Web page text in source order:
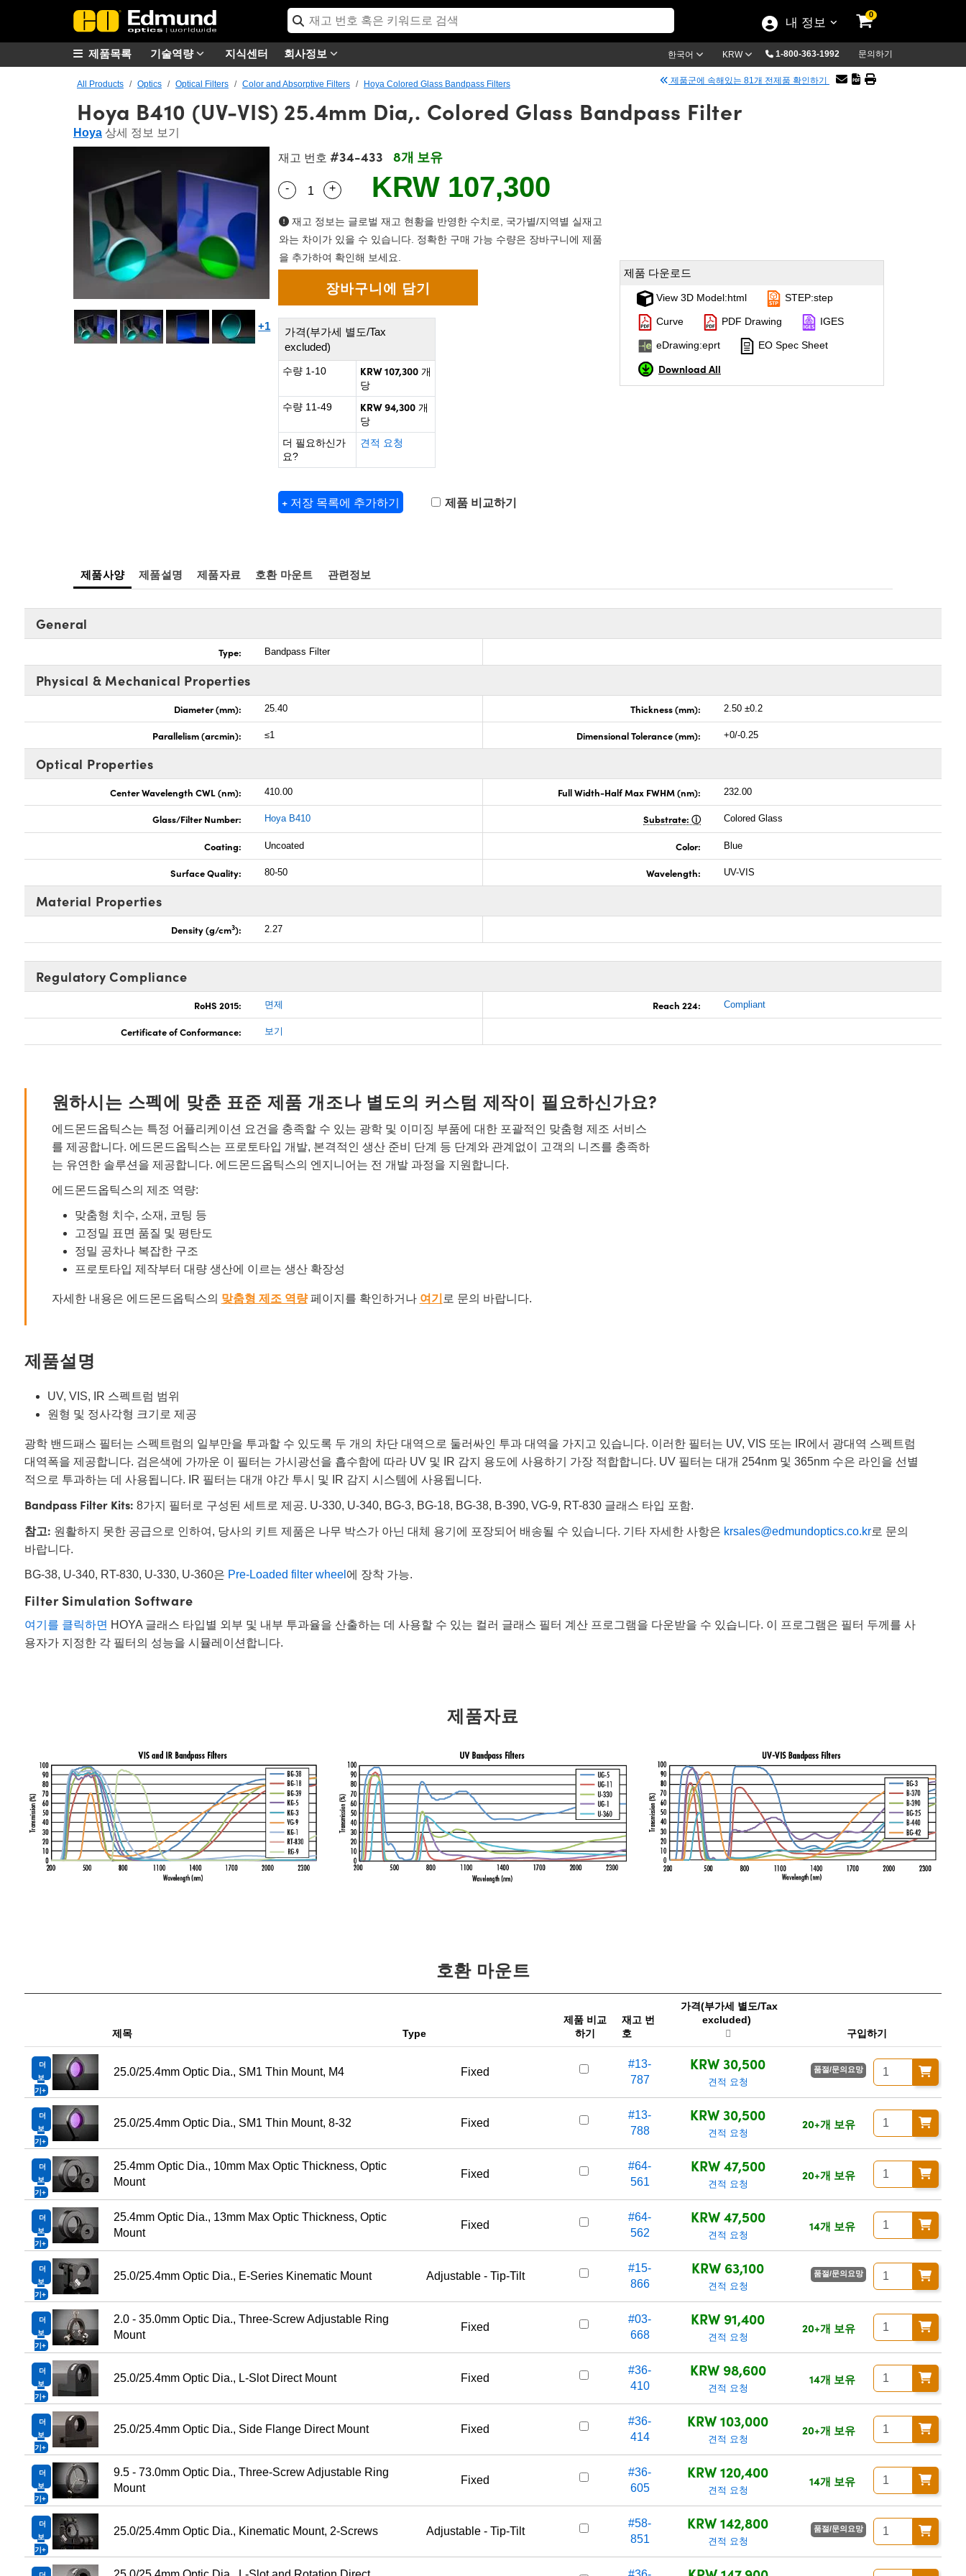
내 정보
0
기술역량 지식센터 회사정보 한국어 KRW 1-800-363-1992 문의하기
제품목록
All Products Optics Optical Filters Color and Absorptive Filters Hoya Colored Glass Bandpass Filters 제품군에 속해있는 81개 전제품 확인하기
Hoya B410 (UV-VIS) 25.4mm Dia,. Colored Glass Bandpass Filter
Hoya 상세 정보 보기
+1
재고 번호 #34-433 8개 보유
Quantity Selector
- Use the plus and minus buttons to adjust the quantity.
+ KRW 107,300
재고 정보는 글로벌 재고 현황을 반영한 수치로, 국가별/지역별 실재고
와는 차이가 있을 수 있습니다. 정확한 구매 가능 수량은 장바구니에 제품
을 추가하여 확인해 보세요.
가격(부가세 별도/Tax
excluded)
수량 1-10 KRW 107,300 개
당
수량 11-49
KRW 94,300 개
당
더 필요하신가
요?
견적 요청
+ 저장 목록에 추가하기 제품 비교하기
제품 다운로드
View 3D Model:html STEP:step
Curve PDF Drawing IGES
eDrawing:eprt EO Spec Sheet
Download All
제품사양 제품설명 제품자료 호환 마운트 관련정보
General
Type: Bandpass Filter
Physical & Mechanical Properties
Diameter (mm): 25.40 Thickness (mm): 2.50 ±0.2
Parallelism (arcmin): ≤1 Dimensional Tolerance (mm): +0/-0.25
Optical Properties
Center Wavelength CWL (nm): 410.00 Full Width-Half Max FWHM (nm): 232.00
Glass/Filter Number: Hoya B410 Substrate: Colored Glass
Coating: Uncoated Color: Blue
Surface Quality: 80-50 Wavelength: UV-VIS
Material Properties
Density (g/cm3): 2.27
Regulatory Compliance
RoHS 2015: 면제 Reach 224: Compliant
Certificate of Conformance: 보기
원하시는 스펙에 맞춘 표준 제품 개조나 별도의 커스텀 제작이 필요하신가요?
에드몬드옵틱스는 특정 어플리케이션 요건을 충족할 수 있는 광학 및 이미징 부품에 대한 포괄적인 맞춤형 제조 서비스
를 제공합니다. 에드몬드옵틱스는 프로토타입 개발, 본격적인 생산 준비 단계 등 단계와 관계없이 고객의 니즈를 충족하
는 유연한 솔루션을 제공합니다. 에드몬드옵틱스의 엔지니어는 전 개발 과정을 지원합니다.
에드몬드옵틱스의 제조 역량:
맞춤형 치수, 소재, 코팅 등
고정밀 표면 품질 및 평탄도
정밀 공차나 복잡한 구조
프로토타입 제작부터 대량 생산에 이르는 생산 확장성
자세한 내용은 에드몬드옵틱스의 맞춤형 제조 역량페이지를 확인하거나 여기 로 문의 바랍니다.
제품설명
UV, VIS, IR 스펙트럼 범위
원형 및 정사각형 크기로 제공
광학 밴드패스 필터는 스펙트럼의 일부만을 투과할 수 있도록 두 개의 차단 대역으로 둘러싸인 투과 대역을 가지고 있습니다. 이러한 필터는 UV, VIS 또는 IR에서 광대역 스펙트럼
대역폭을 제공합니다. 검은색에 가까운 이 필터는 가시광선을 흡수함에 따라 UV 및 IR 감지 용도에 사용하기 가장 적합합니다. UV 필터는 대개 254nm 및 365nm 수은 라인을 선별
적으로 투과하는 데 사용됩니다. IR 필터는 대개 야간 투시 및 IR 감지 시스템에 사용됩니다.
Bandpass Filter Kits: 8가지 필터로 구성된 세트로 제공. U-330, U-340, BG-3, BG-18, BG-38, B-390, VG-9, RT-830 글래스 타입 포함.
참고: 원활하지 못한 공급으로 인하여, 당사의 키트 제품은 나무 박스가 아닌 대체 용기에 포장되어 배송될 수 있습니다. 기타 자세한 사항은 krsales@edmundoptics.co.kr로 문의
바랍니다.
BG-38, U-340, RT-830, U-330, U-360은 Pre-Loaded filter wheel 에 장착 가능.
Filter Simulation Software
여기를 클릭하면 HOYA 글래스 타입별 외부 및 내부 투과율을 산출하는 데 사용할 수 있는 컬러 글래스 필터 계산 프로그램을 다운받을 수 있습니다. 이 프로그램은 필터 두께를 사
용자가 지정한 각 필터의 성능을 시뮬레이션합니다.
제품자료
호환 마운트
제목 Type
제품 비교
하기
재고 번
호
가격(부가세 별도/Tax
excluded)
구입하기
더
보
기
25.0/25.4mm Optic Dia., SM1 Thin Mount, M4 Fixed
#13-
787
KRW 30,500
견적 요청
품절/문의요망
더
보
기
25.0/25.4mm Optic Dia., SM1 Thin Mount, 8-32 Fixed
#13-
788
KRW 30,500
견적 요청
20+개 보유
더
보
기
25.4mm Optic Dia., 10mm Max Optic Thickness, Optic
Mount
Fixed
#64-
561
KRW 47,500
견적 요청
20+개 보유
더
보
기
25.4mm Optic Dia., 13mm Max Optic Thickness, Optic
Mount
Fixed
#64-
562
KRW 47,500
견적 요청
14개 보유
더
보
기
25.0/25.4mm Optic Dia., E-Series Kinematic Mount Adjustable - Tip-Tilt
#15-
866
KRW 63,100
견적 요청
품절/문의요망
더
보
기
2.0 - 35.0mm Optic Dia., Three-Screw Adjustable Ring
Mount
Fixed
#03-
668
KRW 91,400
견적 요청
20+개 보유
더
보
기
25.0/25.4mm Optic Dia., L-Slot Direct Mount Fixed
#36-
410
KRW 98,600
견적 요청
14개 보유
더
보
기
25.0/25.4mm Optic Dia., Side Flange Direct Mount Fixed
#36-
414
KRW 103,000
견적 요청
20+개 보유
더
보
기
9.5 - 73.0mm Optic Dia., Three-Screw Adjustable Ring
Mount
Fixed
#36-
605
KRW 120,400
견적 요청
14개 보유
더
보
기
25.0/25.4mm Optic Dia., Kinematic Mount, 2-Screws Adjustable - Tip-Tilt
#58-
851
KRW 142,800
견적 요청
품절/문의요망